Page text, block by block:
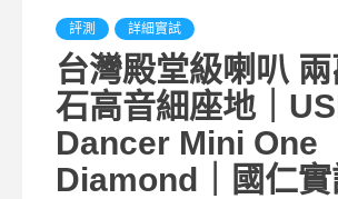
評測 詳細實試
台灣殿堂級喇叭
石高音細座地｜
Dancer Mini One
Diamond｜國仁實